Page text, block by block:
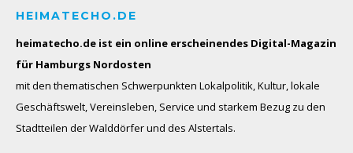
HEIMATECHO.DE
heimatecho.de ist ein online erscheinendes Digital-Magazin
für Hamburgs Nordosten
mit den thematischen Schwerpunkten Lokalpolitik, Kultur, lokale
Geschäftswelt, Vereinsleben, Service und starkem Bezug zu den
Stadtteilen der Walddörfer und des Alstertals.